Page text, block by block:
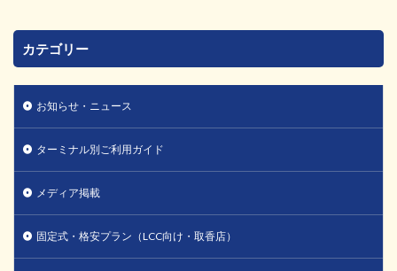
カテゴリー
お知らせ・ニュース
ターミナル別ご利用ガイド
メディア掲載
固定式・格安プラン（LCC向け・取香店）